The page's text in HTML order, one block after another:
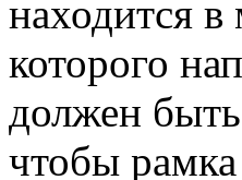
находится
которого
должен
чтобы